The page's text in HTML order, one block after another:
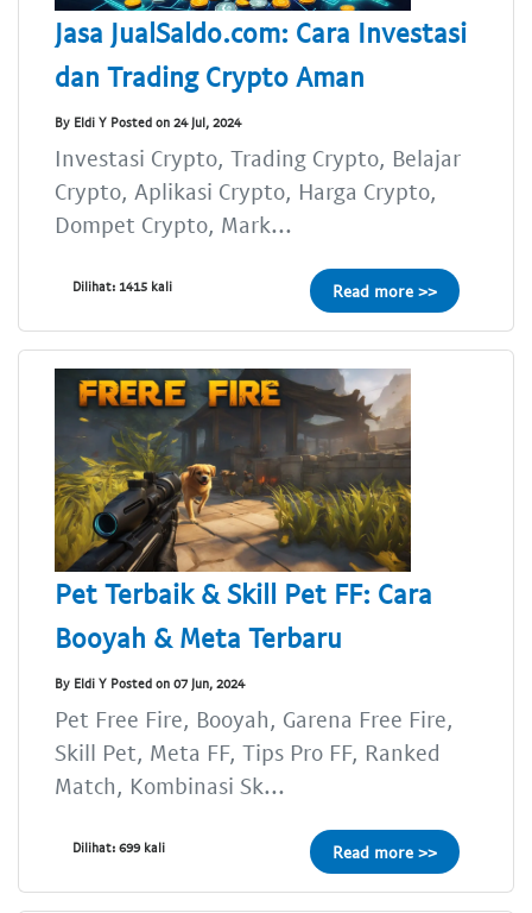
Jasa JualSaldo.com: Cara Investasi
dan Trading Crypto Aman
By Eldi Y Posted on 24 Jul, 2024
Investasi Crypto, Trading Crypto, Belajar
Crypto, Aplikasi Crypto, Harga Crypto,
Dompet Crypto, Mark...
Dilihat: 1415 kali Read more >>
Pet Terbaik & Skill Pet FF: Cara
Booyah & Meta Terbaru
By Eldi Y Posted on 07 Jun, 2024
Pet Free Fire, Booyah, Garena Free Fire,
Skill Pet, Meta FF, Tips Pro FF, Ranked
Match, Kombinasi Sk...
Dilihat: 699 kali Read more >>